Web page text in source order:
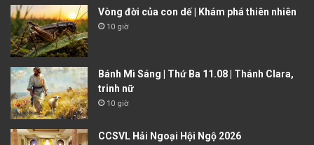
Vòng đời của con dế | Khám phá thiên nhiên
10 giờ
Bánh Mì Sáng | Thứ Ba 11.08 | Thánh Clara,
trinh nữ
10 giờ
CCSVL Hải Ngoại Hội Ngộ 2026